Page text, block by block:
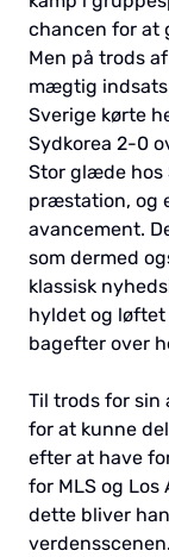
chancen for at
Men på trods
mægtig indsats
Sverige kørte
Sydkorea 2-0
Stor glæde hos
præstation, og
avancement.
som dermed
klassisk
hyldet og løftet
bagefter over
Til trods for sin
for at kunne
efter at have
for MLS og Los
dette bliver